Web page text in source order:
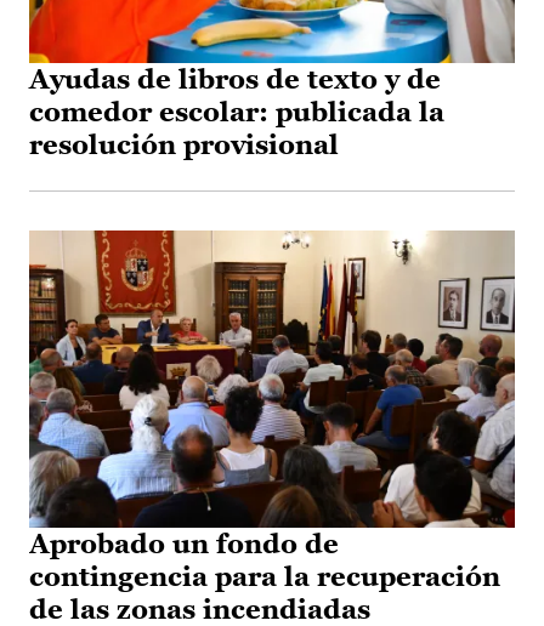
Ayudas de libros de texto y de
comedor escolar: publicada la
resolución provisional
Aprobado un fondo de
contingencia para la recuperación
de las zonas incendiadas